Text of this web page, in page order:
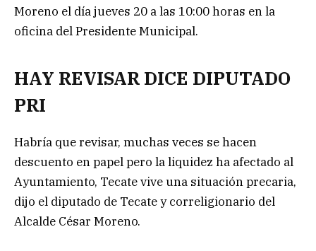
Moreno el día jueves 20 a las 10:00 horas en la
oficina del Presidente Municipal.
HAY REVISAR DICE DIPUTADO
PRI
Habría que revisar, muchas veces se hacen
descuento en papel pero la liquidez ha afectado al
Ayuntamiento, Tecate vive una situación precaria,
dijo el diputado de Tecate y correligionario del
Alcalde César Moreno.